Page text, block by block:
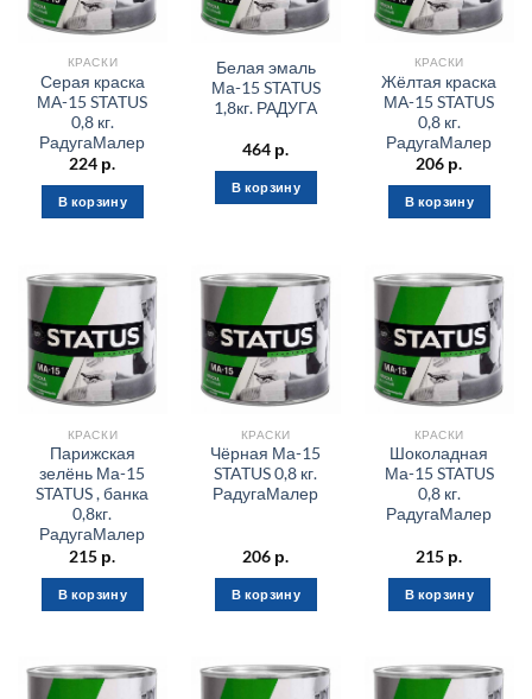
КРАСКИ
Серая краска
МА-15 STATUS
0,8 кг.
РадугаМалер
224 р.
В корзину
Белая эмаль
Ма-15 STATUS
1,8кг. РАДУГА
464 р.
В корзину
КРАСКИ
Жёлтая краска
МА-15 STATUS
0,8 кг.
РадугаМалер
206 р.
В корзину
КРАСКИ
Парижская
зелёнь Ма-15
STATUS , банка
0,8кг.
РадугаМалер
215 р.
В корзину
КРАСКИ
Чёрная Ма-15
STATUS 0,8 кг.
РадугаМалер
206 р.
В корзину
КРАСКИ
Шоколадная
Ма-15 STATUS
0,8 кг.
РадугаМалер
215 р.
В корзину